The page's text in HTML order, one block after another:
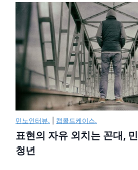
민노인터뷰. 캡콜드케이스.
표현의 자유 외치는 꼰대,
청년